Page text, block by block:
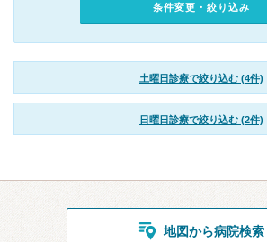
条件変更・絞り込み
土曜日診療で絞り込む (4件)
日曜日診療で絞り込む (2件)
地図から病院検索